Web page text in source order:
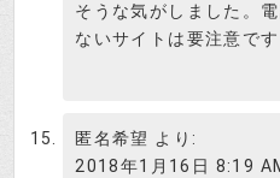
そうな気がしました。
ないサイトは要注意です
匿名希望 より:
2018年1月16日 8:19